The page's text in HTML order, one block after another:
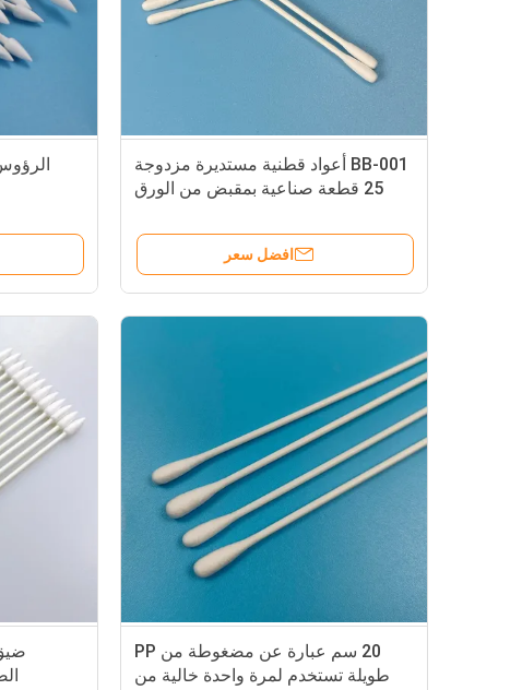
BB-001 أعواد قطنية مستديرة مزدوجة
25 قطعة صناعية بمقبض من الورق
افضل سعر
20 سم عبارة عن مضغوطة من PP
طويلة تستخدم لمرة واحدة خالية من